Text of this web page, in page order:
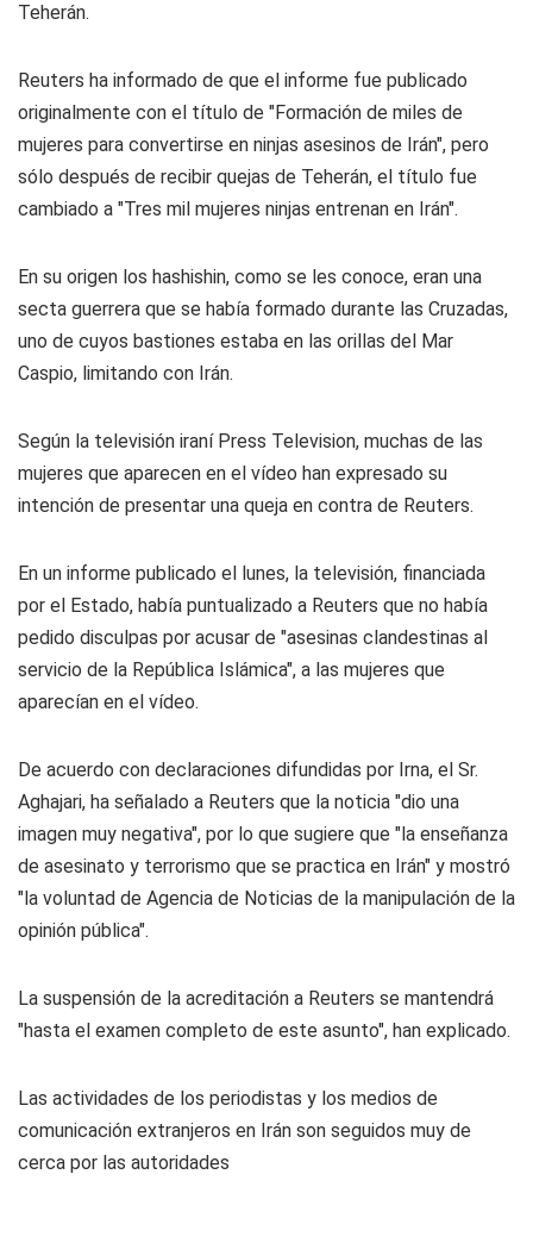
Teherán.
Reuters ha informado de que el informe fue publicado
originalmente con el título de "Formación de miles de
mujeres para convertirse en ninjas asesinos de Irán", pero
sólo después de recibir quejas de Teherán, el título fue
cambiado a "Tres mil mujeres ninjas entrenan en Irán".
En su origen los hashishin, como se les conoce, eran una
secta guerrera que se había formado durante las Cruzadas,
uno de cuyos bastiones estaba en las orillas del Mar
Caspio, limitando con Irán.
Según la televisión iraní Press Television, muchas de las
mujeres que aparecen en el vídeo han expresado su
intención de presentar una queja en contra de Reuters.
En un informe publicado el lunes, la televisión, financiada
por el Estado, había puntualizado a Reuters que no había
pedido disculpas por acusar de "asesinas clandestinas al
servicio de la República Islámica", a las mujeres que
aparecían en el vídeo.
De acuerdo con declaraciones difundidas por Irna, el Sr.
Aghajari, ha señalado a Reuters que la noticia "dio una
imagen muy negativa", por lo que sugiere que "la enseñanza
de asesinato y terrorismo que se practica en Irán" y mostró
"la voluntad de Agencia de Noticias de la manipulación de la
opinión pública".
La suspensión de la acreditación a Reuters se mantendrá
"hasta el examen completo de este asunto", han explicado.
Las actividades de los periodistas y los medios de
comunicación extranjeros en Irán son seguidos muy de
cerca por las autoridades